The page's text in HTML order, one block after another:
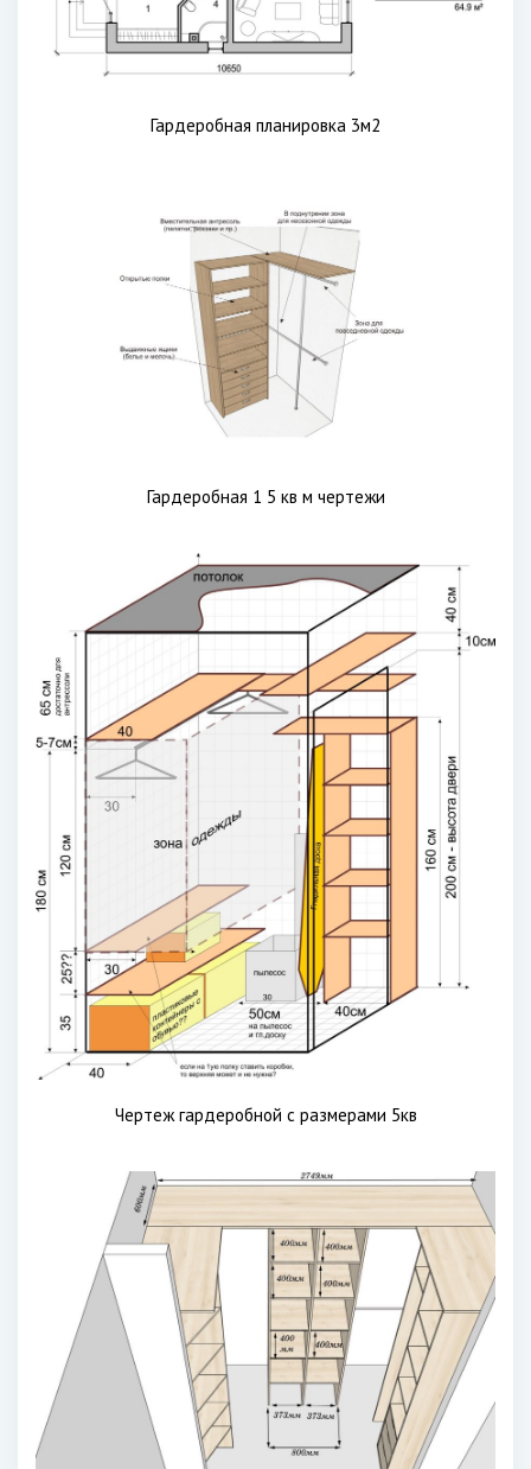
Гардеробная планировка 3м2
Гардеробная 1 5 кв м чертежи
Чертеж гардеробной с размерами 5кв